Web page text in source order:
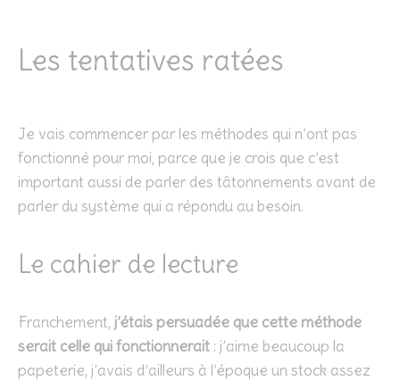
Les tentatives ratées
Je vais commencer par les méthodes qui n’ont pas
fonctionné pour moi, parce que je crois que c’est
important aussi de parler des tâtonnements avant de
parler du système qui a répondu au besoin.
Le cahier de lecture
Franchement, j’étais persuadée que cette méthode
serait celle qui fonctionnerait : j’aime beaucoup la
papeterie, j’avais d’ailleurs à l’époque un stock assez